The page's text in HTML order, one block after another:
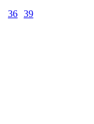
36 39